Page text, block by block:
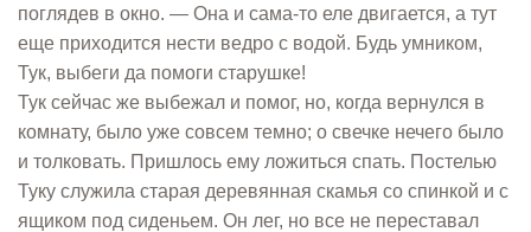
поглядев в окно. — Она и сама-то еле двигается, а тут
еще приходится нести ведро с водой. Будь умником,
Тук, выбеги да помоги старушке!
Тук сейчас же выбежал и помог, но, когда вернулся в
комнату, было уже совсем темно; о свечке нечего было
и толковать. Пришлось ему ложиться спать. Постелью
Туку служила старая деревянная скамья со спинкой и с
ящиком под сиденьем. Он лег, но все не переставал